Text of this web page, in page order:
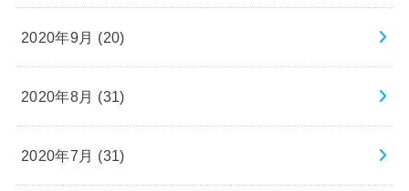
2020年9月 (20)
2020年8月 (31)
2020年7月 (31)